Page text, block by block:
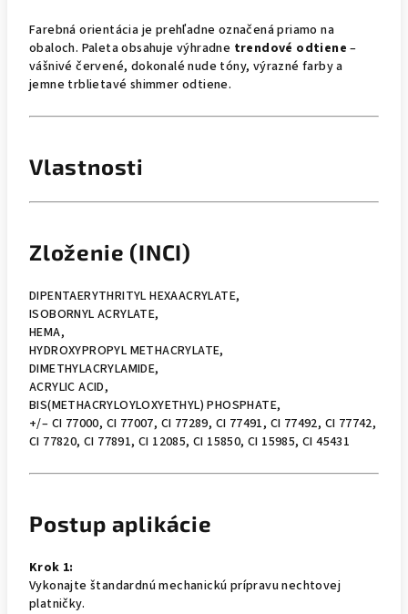
Farebná orientácia je prehľadne označená priamo na
obaloch. Paleta obsahuje výhradne trendové odtiene –
vášnivé červené, dokonalé nude tóny, výrazné farby a
jemne trblietavé shimmer odtiene.
Vlastnosti
Zloženie (INCI)
DIPENTAERYTHRITYL HEXAACRYLATE,
ISOBORNYL ACRYLATE,
HEMA,
HYDROXYPROPYL METHACRYLATE,
DIMETHYLACRYLAMIDE,
ACRYLIC ACID,
BIS(METHACRYLOYLOXYETHYL) PHOSPHATE,
+/– CI 77000, CI 77007, CI 77289, CI 77491, CI 77492, CI 77742,
CI 77820, CI 77891, CI 12085, CI 15850, CI 15985, CI 45431
Postup aplikácie
Krok 1:
Vykonajte štandardnú mechanickú prípravu nechtovej
platničky.